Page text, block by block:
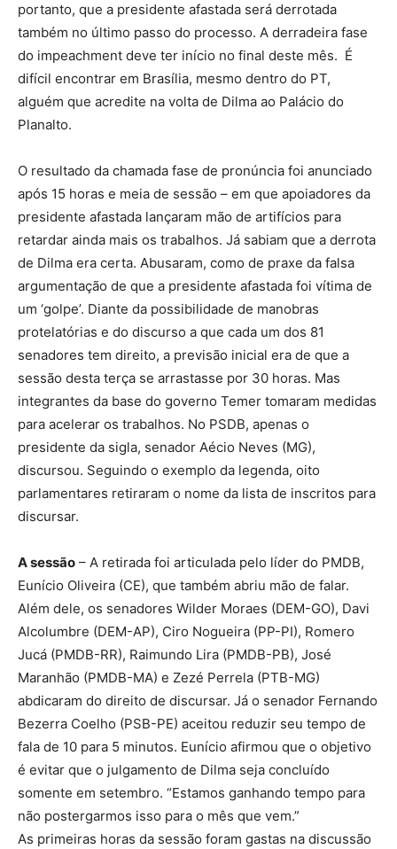
portanto, que a presidente afastada será derrotada
também no último passo do processo. A derradeira fase
do impeachment deve ter início no final deste mês. É
difícil encontrar em Brasília, mesmo dentro do PT,
alguém que acredite na volta de Dilma ao Palácio do
Planalto.
O resultado da chamada fase de pronúncia foi anunciado
após 15 horas e meia de sessão – em que apoiadores da
presidente afastada lançaram mão de artifícios para
retardar ainda mais os trabalhos. Já sabiam que a derrota
de Dilma era certa. Abusaram, como de praxe da falsa
argumentação de que a presidente afastada foi vítima de
um ‘golpe’. Diante da possibilidade de manobras
protelatórias e do discurso a que cada um dos 81
senadores tem direito, a previsão inicial era de que a
sessão desta terça se arrastasse por 30 horas. Mas
integrantes da base do governo Temer tomaram medidas
para acelerar os trabalhos. No PSDB, apenas o
presidente da sigla, senador Aécio Neves (MG),
discursou. Seguindo o exemplo da legenda, oito
parlamentares retiraram o nome da lista de inscritos para
discursar.
A sessão – A retirada foi articulada pelo líder do PMDB,
Eunício Oliveira (CE), que também abriu mão de falar.
Além dele, os senadores Wilder Moraes (DEM-GO), Davi
Alcolumbre (DEM-AP), Ciro Nogueira (PP-PI), Romero
Jucá (PMDB-RR), Raimundo Lira (PMDB-PB), José
Maranhão (PMDB-MA) e Zezé Perrela (PTB-MG)
abdicaram do direito de discursar. Já o senador Fernando
Bezerra Coelho (PSB-PE) aceitou reduzir seu tempo de
fala de 10 para 5 minutos. Eunício afirmou que o objetivo
é evitar que o julgamento de Dilma seja concluído
somente em setembro. “Estamos ganhando tempo para
não postergarmos isso para o mês que vem.”
As primeiras horas da sessão foram gastas na discussão